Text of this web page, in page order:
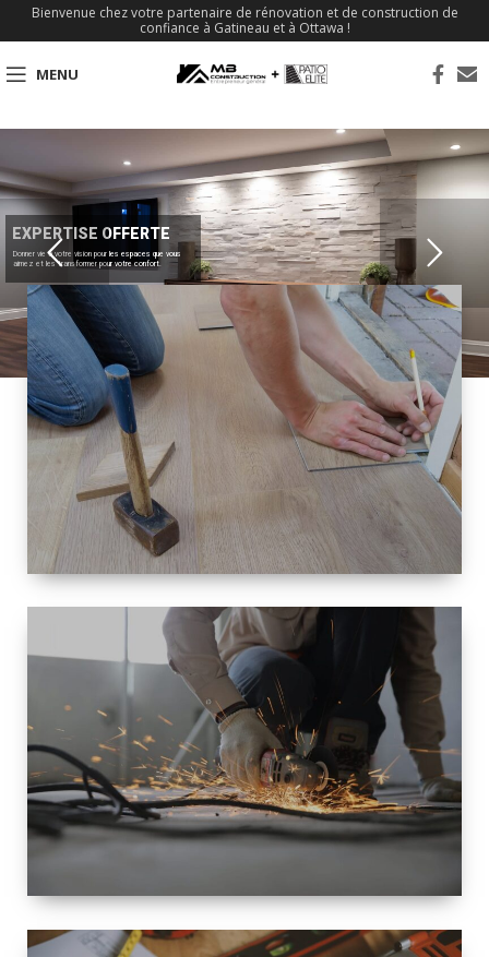
Bienvenue chez votre partenaire de rénovation et de construction de
confiance à Gatineau et à Ottawa !
MENU
EXPERTISE OFFERTE
Donner vie à votre vision pour les espaces que vous
aimez et les transformer pour votre confort.
TAILLE
PETITE À
GRANDE
RÉNOVATION
ESPACE